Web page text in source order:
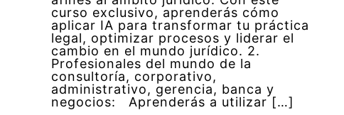
curso exclusivo, aprenderás cómo
aplicar IA para transformar tu práctica
legal, optimizar procesos y liderar el
cambio en el mundo jurídico. 2.
Profesionales del mundo de la
consultoría, corporativo,
administrativo, gerencia, banca y
negocios: Aprenderás a utilizar […]